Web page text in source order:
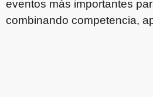
eventos más importantes
combinando competencia,